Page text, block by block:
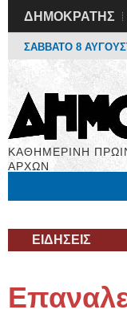
ΔΗΜΟΚΡΑΤΗΣ
ΣΑΒΒΑΤΟ 8
ΚΑΘΗΜΕΡΙΝΗ
ΑΡΧΩΝ
ΕΙΔΗΣΕΙΣ